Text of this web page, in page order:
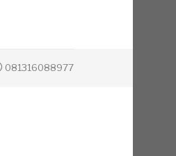
081316088977